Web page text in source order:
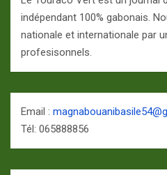
indépendant 100% gabonais.
nationale et internationale par
profesisonnels.
Email :
Tél: 065888856